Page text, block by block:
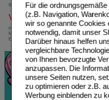
Für die
(z.B. Navigation,
wir so genannte Cookies
notwendig, damit unser
Darüber hinaus helfen
vergleichbare
von Ihnen bevorzugte
anzupassen. Die
unsere Seiten nutzen,
zu optimieren oder z.B.
Werbung einblenden zu
gebührenfreie Rufnummer
Versandkostenfrei
innerhalb Deutschlands bei einem
Mindestbestellwert von 13,99 Euro oder bei
Einsendung eines Kassenrezeptes